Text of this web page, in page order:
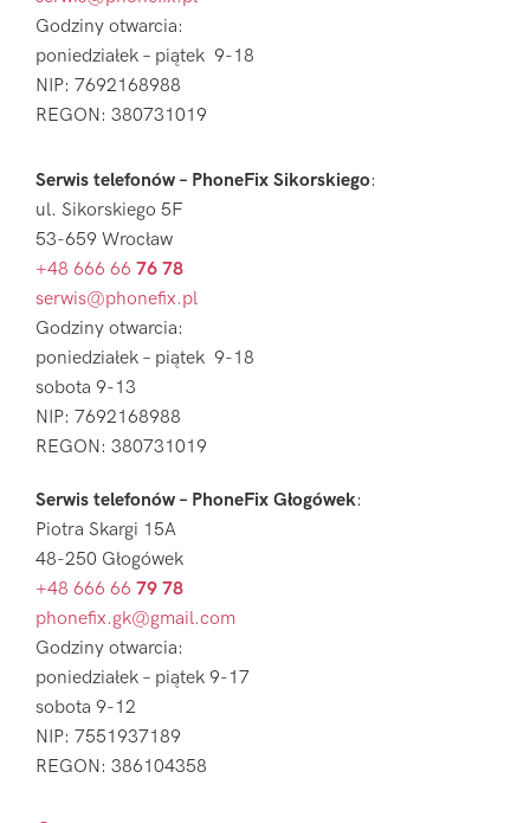
Godziny otwarcia:
poniedziałek – piątek 9-18
NIP: 7692168988
REGON: 380731019
Serwis telefonów – PhoneFix Sikorskiego:
ul. Sikorskiego 5F
53-659 Wrocław
+48 666 66 76 78
serwis@phonefix.pl
Godziny otwarcia:
poniedziałek – piątek 9-18
sobota 9-13
NIP: 7692168988
REGON: 380731019
Serwis telefonów – PhoneFix Głogówek:
Piotra Skargi 15A
48-250 Głogówek
+48 666 66 79 78
phonefix.gk@gmail.com
Godziny otwarcia:
poniedziałek – piątek 9-17
sobota 9-12
NIP: 7551937189
REGON: 386104358